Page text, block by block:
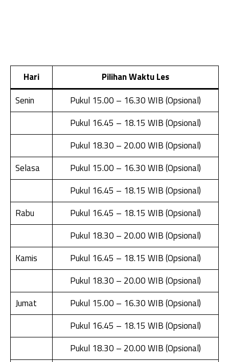
Hari
Pilihan Waktu Les
Senin
Pukul 15.00 – 16.30 WIB (Opsional)
Pukul 16.45 – 18.15 WIB (Opsional)
Pukul 18.30 – 20.00 WIB (Opsional)
Selasa
Pukul 15.00 – 16.30 WIB (Opsional)
Pukul 16.45 – 18.15 WIB (Opsional)
Rabu
Pukul 16.45 – 18.15 WIB (Opsional)
Pukul 18.30 – 20.00 WIB (Opsional)
Kamis
Pukul 16.45 – 18.15 WIB (Opsional)
Pukul 18.30 – 20.00 WIB (Opsional)
Jumat
Pukul 15.00 – 16.30 WIB (Opsional)
Pukul 16.45 – 18.15 WIB (Opsional)
Pukul 18.30 – 20.00 WIB (Opsional)